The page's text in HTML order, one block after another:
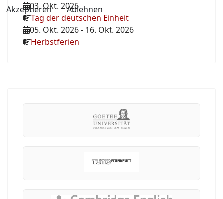
03. Okt. 2026
Tag der deutschen Einheit
05. Okt. 2026- 16. Okt. 2026
Herbstferien
Akzeptieren
Ablehnen